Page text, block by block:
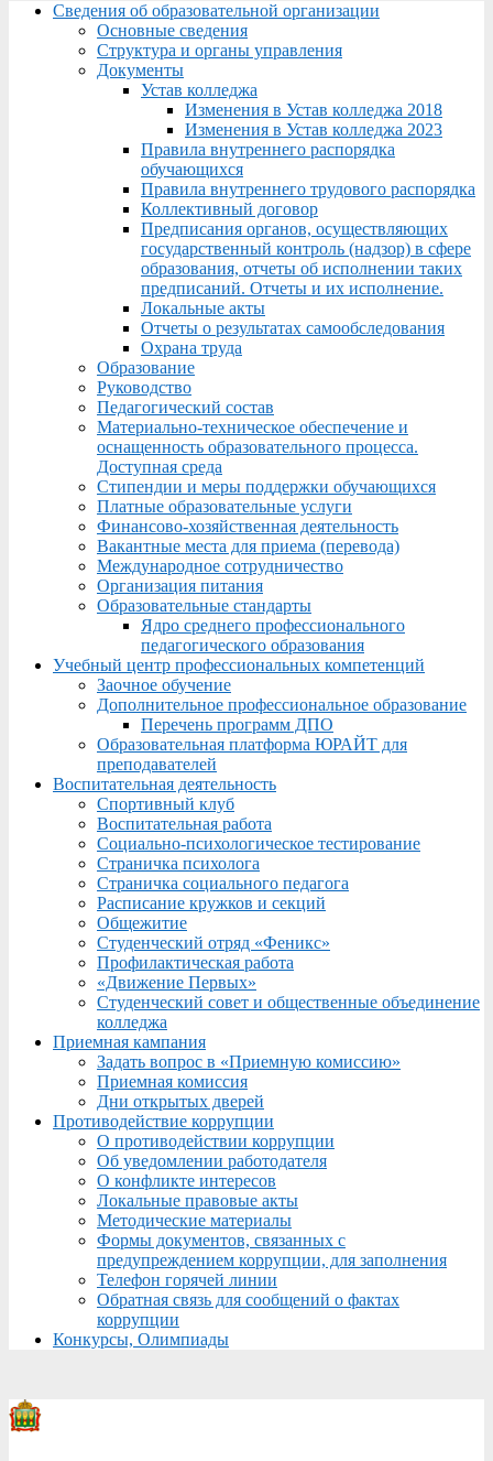
Menu
Сведения об образовательной организации
Основные сведения
Структура и органы управления
Документы
Устав колледжа
Изменения в Устав колледжа 2018
Изменения в Устав колледжа 2023
Правила внутреннего распорядка
обучающихся
Правила внутреннего трудового распорядка
Коллективный договор
Предписания органов, осуществляющих
государственный контроль (надзор) в сфере
образования, отчеты об исполнении таких
предписаний. Отчеты и их исполнение.
Локальные акты
Отчеты о результатах самообследования
Охрана труда
Образование
Руководство
Педагогический состав
Материально-техническое обеспечение и
оснащенность образовательного процесса.
Доступная среда
Стипендии и меры поддержки обучающихся
Платные образовательные услуги
Финансово-хозяйственная деятельность
Вакантные места для приема (перевода)
Международное сотрудничество
Организация питания
Образовательные стандарты
Ядро среднего профессионального
педагогического образования
Учебный центр профессиональных компетенций
Заочное обучение
Дополнительное профессиональное образование
Перечень программ ДПО
Образовательная платформа ЮРАЙТ для
преподавателей
Воспитательная деятельность
Спортивный клуб
Воспитательная работа
Социально-психологическое тестирование
Страничка психолога
Страничка социального педагога
Расписание кружков и секций
Общежитие
Студенческий отряд «Феникс»
Профилактическая работа
«Движение Первых»
Студенческий совет и общественные объединение
колледжа
Приемная кампания
Задать вопрос в «Приемную комиссию»
Приемная комиссия
Дни открытых дверей
Противодействие коррупции
О противодействии коррупции
Об уведомлении работодателя
О конфликте интересов
Локальные правовые акты
Методические материалы
Формы документов, связанных с
предупреждением коррупции, для заполнения
Телефон горячей линии
Обратная связь для сообщений о фактах
коррупции
Конкурсы, Олимпиады